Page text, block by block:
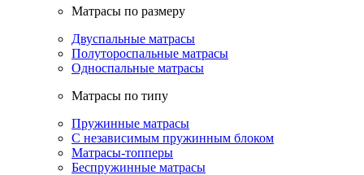
Матрасы по размеру
Двуспальные матрасы
Полутороспальные матрасы
Односпальные матрасы
Матрасы по типу
Пружинные матрасы
С независимым пружинным блоком
Матрасы-топперы
Беспружинные матрасы